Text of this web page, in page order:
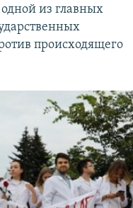
из главных
происходящего